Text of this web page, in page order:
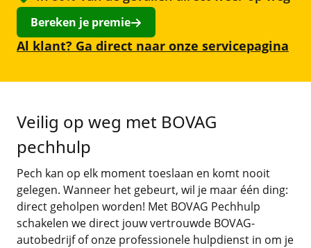
Fietsverzekering
Bereken je premie
Al klant? Ga direct naar onze servicepagina
Veilig op weg met BOVAG
pechhulp
Pech kan op elk moment toeslaan en komt nooit
gelegen. Wanneer het gebeurt, wil je maar één ding:
direct geholpen worden! Met BOVAG Pechhulp
schakelen we direct jouw vertrouwde BOVAG-
autobedrijf of onze professionele hulpdienst in om je